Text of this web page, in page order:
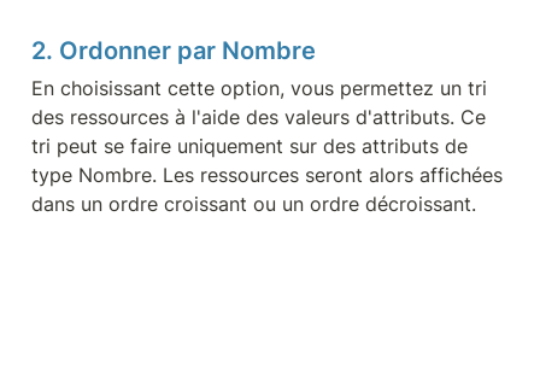
2. Ordonner par Nombre
En choisissant cette option, vous permettez un tri
des ressources à l'aide des valeurs d'attributs. Ce
tri peut se faire uniquement sur des attributs de
type Nombre. Les ressources seront alors affichées
dans un ordre croissant ou un ordre décroissant.